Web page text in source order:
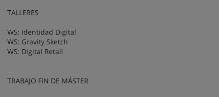
TALLERES
WS: Identidad Digital
WS: Gravity Sketch
WS: Digital Retail
TRABAJO FIN DE MÁSTER